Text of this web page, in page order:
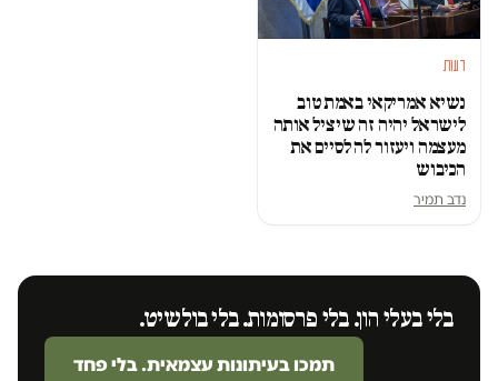
דעות
נשיא אמריקאי באמת טוב
לישראל יהיה זה שיציל אותה
מעצמה ויעזור לה לסיים את
הכיבוש
נדב תמיר
בלי בעלי הון. בלי פרסומות. בלי בולשיט.
תמכו בעיתונות עצמאית. בלי פחד